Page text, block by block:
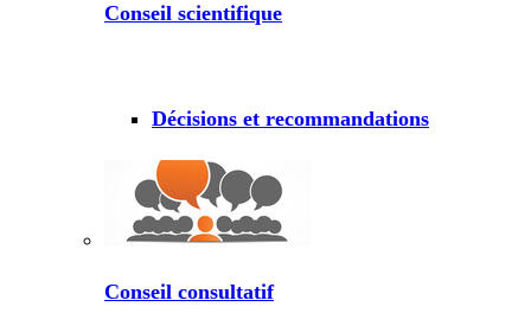
Conseil scientifique
Décisions et recommandations
Conseil consultatif